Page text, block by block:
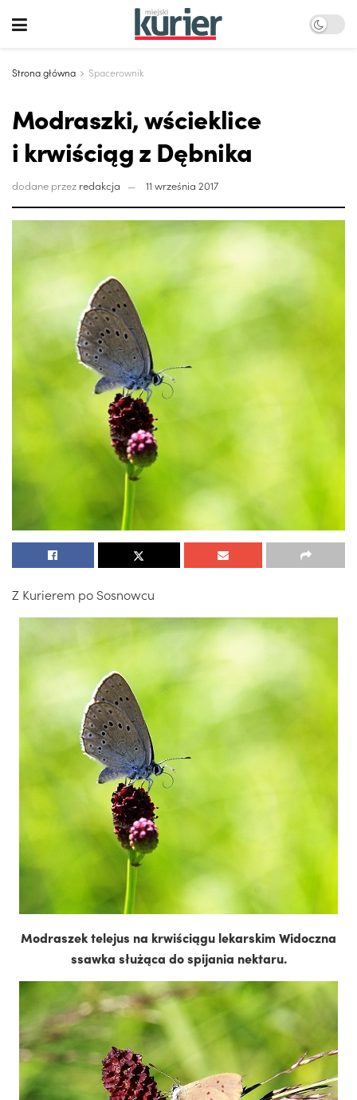
Strona główna Spacerownik
Modraszki, wścieklice
i krwiściąg z Dębnika
dodane przez redakcja 11 września 2017
Z Kurierem po Sosnowcu
Modraszek telejus na krwiściągu lekarskim Widoczna
ssawka służąca do spijania nektaru.